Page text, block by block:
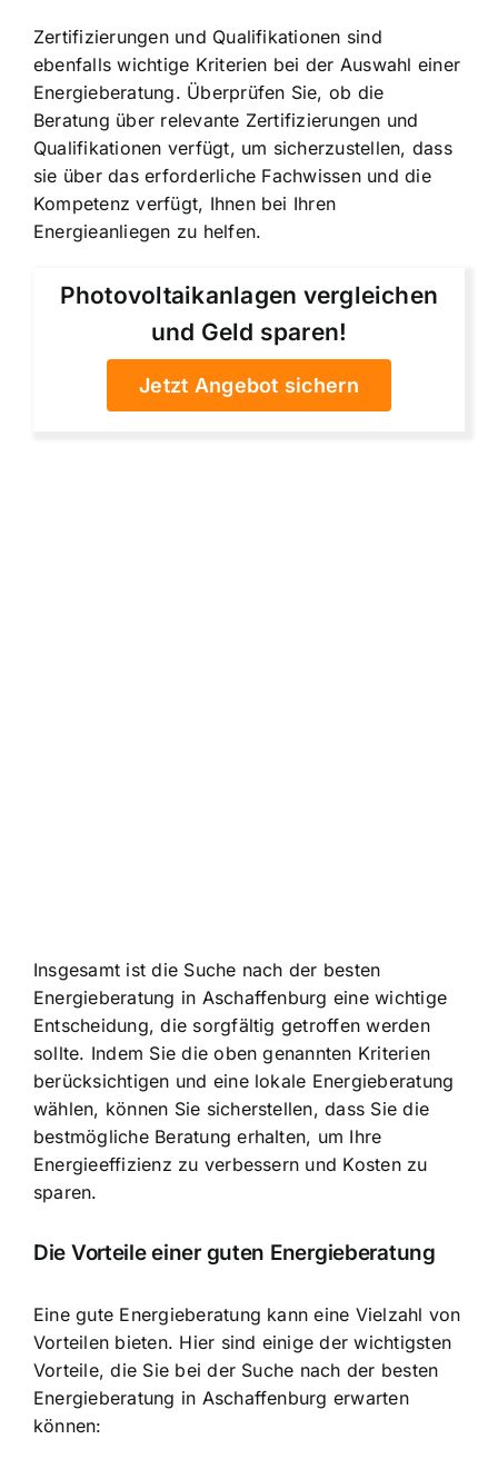
Zertifizierungen und Qualifikationen sind
ebenfalls wichtige Kriterien bei der Auswahl einer
Energieberatung. Überprüfen Sie, ob die
Beratung über relevante Zertifizierungen und
Qualifikationen verfügt, um sicherzustellen, dass
sie über das erforderliche Fachwissen und die
Kompetenz verfügt, Ihnen bei Ihren
Energieanliegen zu helfen.
Photovoltaikanlagen vergleichen
und Geld sparen!
Jetzt Angebot sichern
Insgesamt ist die Suche nach der besten
Energieberatung in Aschaffenburg eine wichtige
Entscheidung, die sorgfältig getroffen werden
sollte. Indem Sie die oben genannten Kriterien
berücksichtigen und eine lokale Energieberatung
wählen, können Sie sicherstellen, dass Sie die
bestmögliche Beratung erhalten, um Ihre
Energieeffizienz zu verbessern und Kosten zu
sparen.
Die Vorteile einer guten Energieberatung
Eine gute Energieberatung kann eine Vielzahl von
Vorteilen bieten. Hier sind einige der wichtigsten
Vorteile, die Sie bei der Suche nach der besten
Energieberatung in Aschaffenburg erwarten
können: